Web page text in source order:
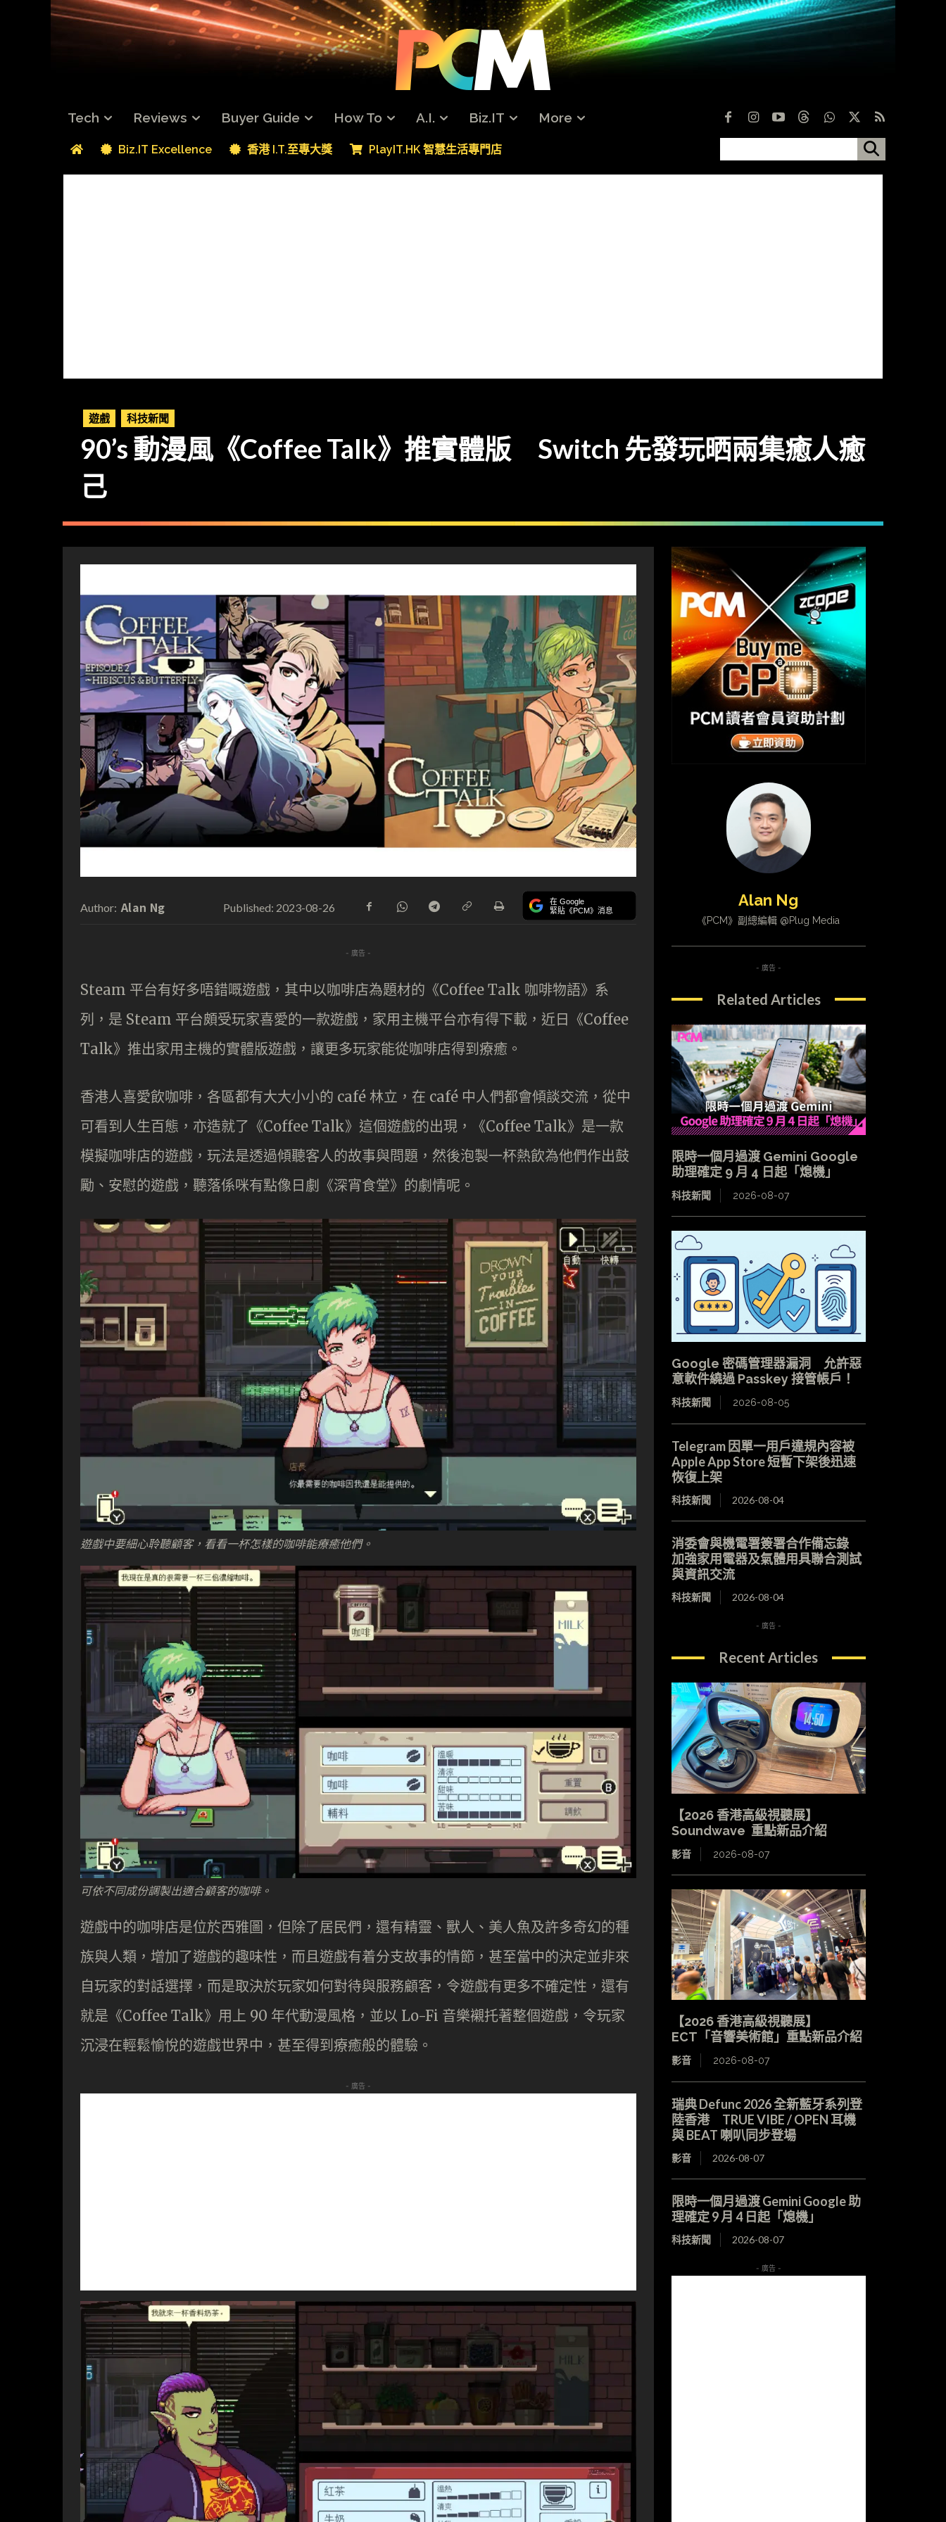
Tech Reviews Buyer Guide How To A.I. Biz.IT More
Biz.IT Excellence 香港 I.T.至專大獎 PlayIT.HK 智慧生活專門店
遊戲 科技新聞
90’s 動漫風《Coffee Talk》推實體版 Switch 先發玩晒兩集癒人癒
己
Author: Alan Ng Published: 2023-08-26 在 Google
緊貼《PCM》消息
- 廣告 -
Steam 平台有好多唔錯嘅遊戲，其中以咖啡店為題材的《Coffee Talk 咖啡物語》系
列，是 Steam 平台頗受玩家喜愛的一款遊戲，家用主機平台亦有得下載，近日《Coffee
Talk》推出家用主機的實體版遊戲，讓更多玩家能從咖啡店得到療癒。
香港人喜愛飲咖啡，各區都有大大小小的 café 林立，在 café 中人們都會傾談交流，從中
可看到人生百態，亦造就了《Coffee Talk》這個遊戲的出現，《Coffee Talk》是一款
模擬咖啡店的遊戲，玩法是透過傾聽客人的故事與問題，然後泡製一杯熱飲為他們作出鼓
勵、安慰的遊戲，聽落係咪有點像日劇《深宵食堂》的劇情呢。
遊戲中要細心聆聽顧客，看看一杯怎樣的咖啡能療癒他們。
可依不同成份調製出適合顧客的咖啡。
遊戲中的咖啡店是位於西雅圖，但除了居民們，還有精靈、獸人、美人魚及許多奇幻的種
族與人類，增加了遊戲的趣味性，而且遊戲有着分支故事的情節，甚至當中的決定並非來
自玩家的對話選擇，而是取決於玩家如何對待與服務顧客，令遊戲有更多不確定性，還有
就是《Coffee Talk》用上 90 年代動漫風格，並以 Lo-Fi 音樂襯托著整個遊戲，令玩家
沉浸在輕鬆愉悅的遊戲世界中，甚至得到療癒般的體驗。
- 廣告 -
Alan Ng
《PCM》副總編輯 @Plug Media
- 廣告 -
Related Articles
限時一個月過渡 Gemini Google
助理確定 9 月 4 日起「熄機」
科技新聞 2026-08-07
Google 密碼管理器漏洞 允許惡
意軟件繞過 Passkey 接管帳戶！
科技新聞 2026-08-05
Telegram 因單一用戶違規內容被
Apple App Store 短暫下架後迅速
恢復上架
科技新聞 2026-08-04
消委會與機電署簽署合作備忘錄
加強家用電器及氣體用具聯合測試
與資訊交流
科技新聞 2026-08-04
- 廣告 -
Recent Articles
【2026 香港高級視聽展】
Soundwave 重點新品介紹
影音 2026-08-07
【2026 香港高級視聽展】
ECT「音響美術館」重點新品介紹
影音 2026-08-07
瑞典 Defunc 2026 全新藍牙系列登
陸香港 TRUE VIBE / OPEN 耳機
與 BEAT 喇叭同步登場
影音 2026-08-07
限時一個月過渡 Gemini Google 助
理確定 9 月 4 日起「熄機」
科技新聞 2026-08-07
- 廣告 -